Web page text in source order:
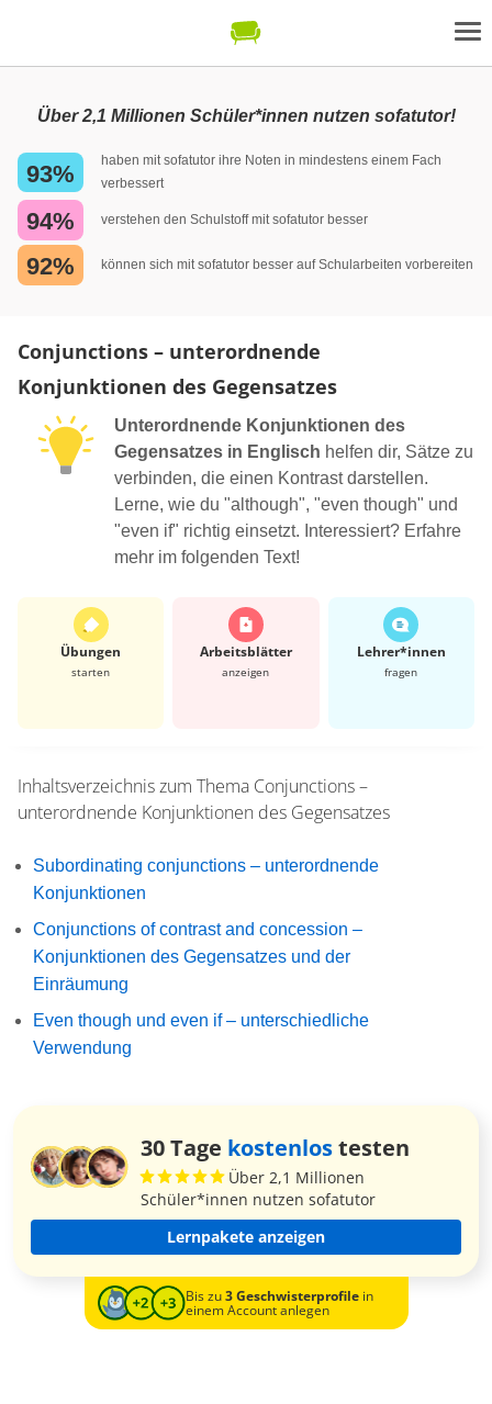
Über 2,1 Millionen Schüler*innen nutzen sofatutor!
93%
haben mit sofatutor ihre Noten in mindestens einem Fach
verbessert
94% verstehen den Schulstoff mit sofatutor besser
92% können sich mit sofatutor besser auf Schularbeiten vorbereiten
Conjunctions – unterordnende
Konjunktionen des Gegensatzes
Unterordnende Konjunktionen des
Gegensatzes in Englisch helfen dir, Sätze zu
verbinden, die einen Kontrast darstellen.
Lerne, wie du "although", "even though" und
"even if" richtig einsetzt. Interessiert? Erfahre
mehr im folgenden Text!
Übungen
starten
Arbeits­blätter
anzeigen
Lehrer*​innen
fragen
Inhaltsverzeichnis zum Thema Conjunctions –
unterordnende Konjunktionen des Gegensatzes
Subordinating conjunctions – unterordnende
Konjunktionen
Conjunctions of contrast and concession –
Konjunktionen des Gegensatzes und der
Einräumung
Even though und even if – unterschiedliche
Verwendung
30 Tage kostenlostesten
Über 2,1 Millionen
Schüler*innen nutzen sofatutor
Lernpakete anzeigen
Bis zu3 Geschwisterprofilein
einem Account anlegen